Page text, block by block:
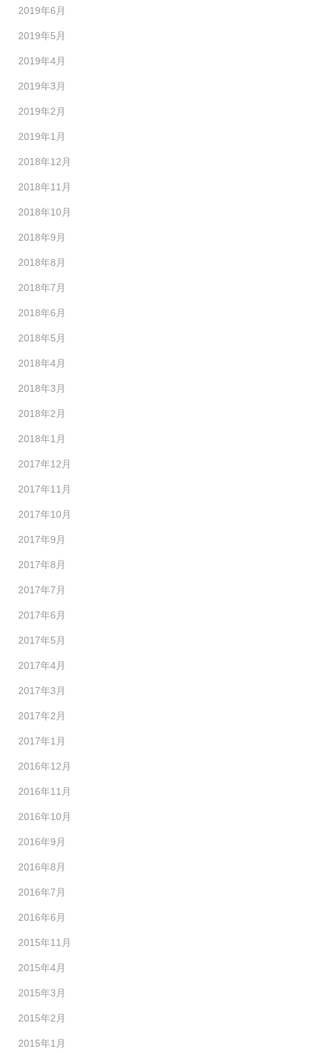
2019年6月
2019年5月
2019年4月
2019年3月
2019年2月
2019年1月
2018年12月
2018年11月
2018年10月
2018年9月
2018年8月
2018年7月
2018年6月
2018年5月
2018年4月
2018年3月
2018年2月
2018年1月
2017年12月
2017年11月
2017年10月
2017年9月
2017年8月
2017年7月
2017年6月
2017年5月
2017年4月
2017年3月
2017年2月
2017年1月
2016年12月
2016年11月
2016年10月
2016年9月
2016年8月
2016年7月
2016年6月
2015年11月
2015年4月
2015年3月
2015年2月
2015年1月